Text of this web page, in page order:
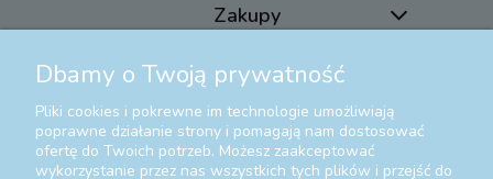
Zakupy
Pomoc
Moje konto
Dbamy o Twoją prywatność
Pliki cookies i pokrewne im technologie umożliwiają
poprawne działanie strony i pomagają nam dostosować
ofertę do Twoich potrzeb. Możesz zaakceptować
wykorzystanie przez nas wszystkich tych plików i przejść do